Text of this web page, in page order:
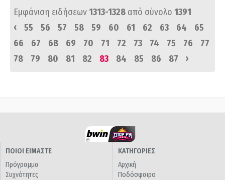
Εμφάνιση ειδήσεων1313-1328 από σύνολο 1391
‹
55 56 57 58 59 60 61 62 63 64
65
66
67 68 69 70 71 72 73 74 75 76
77
78
79 80 81 82 83 84 85 86 87 ›
ΠΟΙΟΙ ΕΙΜΑΣΤΕ
Πρόγραμμα
Συχνότητες
ΚΑΤΗΓΟΡΙΕΣ
Αρχική
Ποδόσφαιρο